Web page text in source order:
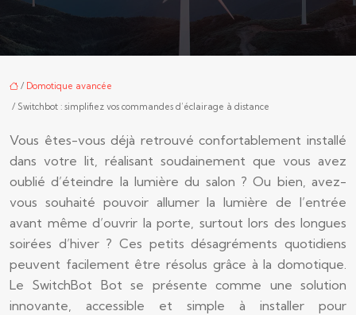
/ Domotique avancée
/ Switchbot : simplifiez vos commandes d’éclairage à distance
Vous êtes-vous déjà retrouvé confortablement installé
dans votre lit, réalisant soudainement que vous avez
oublié d’éteindre la lumière du salon ? Ou bien, avez-
vous souhaité pouvoir allumer la lumière de l’entrée
avant même d’ouvrir la porte, surtout lors des longues
soirées d’hiver ? Ces petits désagréments quotidiens
peuvent facilement être résolus grâce à la domotique.
Le SwitchBot Bot se présente comme une solution
innovante, accessible et simple à installer pour